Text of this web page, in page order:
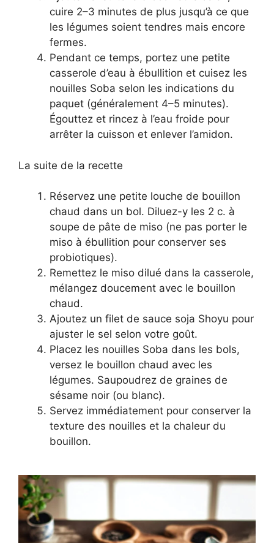
cuire 2–3 minutes de plus jusqu’à ce que
les légumes soient tendres mais encore
fermes.
Pendant ce temps, portez une petite
casserole d’eau à ébullition et cuisez les
nouilles Soba selon les indications du
paquet (généralement 4–5 minutes).
Égouttez et rincez à l’eau froide pour
arrêter la cuisson et enlever l’amidon.
La suite de la recette
Réservez une petite louche de bouillon
chaud dans un bol. Diluez-y les 2 c. à
soupe de pâte de miso (ne pas porter le
miso à ébullition pour conserver ses
probiotiques).
Remettez le miso dilué dans la casserole,
mélangez doucement avec le bouillon
chaud.
Ajoutez un filet de sauce soja Shoyu pour
ajuster le sel selon votre goût.
Placez les nouilles Soba dans les bols,
versez le bouillon chaud avec les
légumes. Saupoudrez de graines de
sésame noir (ou blanc).
Servez immédiatement pour conserver la
texture des nouilles et la chaleur du
bouillon.